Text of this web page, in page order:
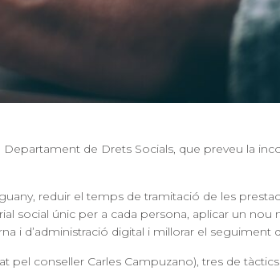
de Drets Socials, que preveu la
reduir el temps de tramitació de les
social únic per a cada persona, aplicar un nou
i d’administració digital i millorar el seguiment
conseller Carles Campuzano), tres de